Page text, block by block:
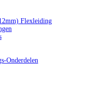
Flexleiding
Onderdelen